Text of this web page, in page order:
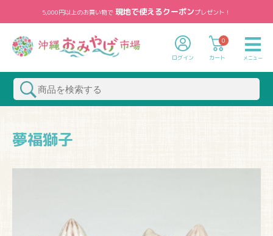
5,000円以上のお買い物で 現地で使えるクーポンプレゼント！
ログイン
0
カート メニュー
夢福獅子